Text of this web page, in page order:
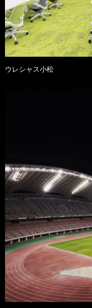
ウレシャス小松